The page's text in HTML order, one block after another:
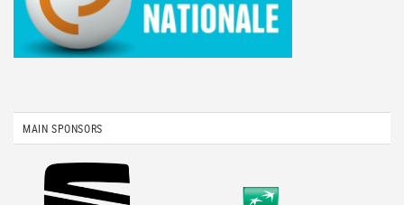
MAIN SPONSORS